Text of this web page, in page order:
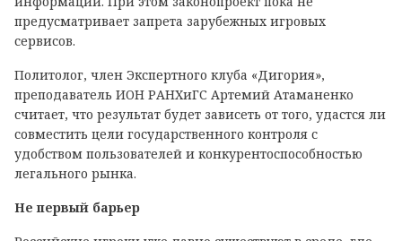
предусматривает запрета зарубежных игровых
сервисов.
Политолог, член Экспертного клуба «Дигория»,
преподаватель ИОН РАНХиГС Артемий Атаманенко
считает, что результат будет зависеть от того, удастся ли
совместить цели государственного контроля с
удобством пользователей и конкурентоспособностью
легального рынка.
Не первый барьер